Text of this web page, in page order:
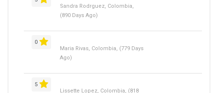
Sandra Rodrguez, Colombia,
(890 Days Ago)
0
Maria Rivas, Colombia, (779 Days
Ago)
5
Lissette Lopez, Colombia, (818